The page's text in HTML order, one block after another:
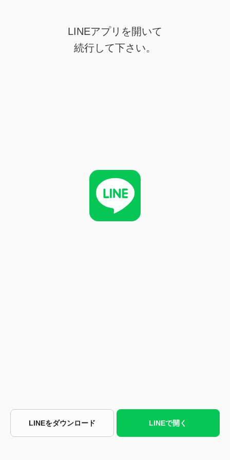
LINEアプリを開いて
続行して下さい。
LINEをダウンロード LINEで開く